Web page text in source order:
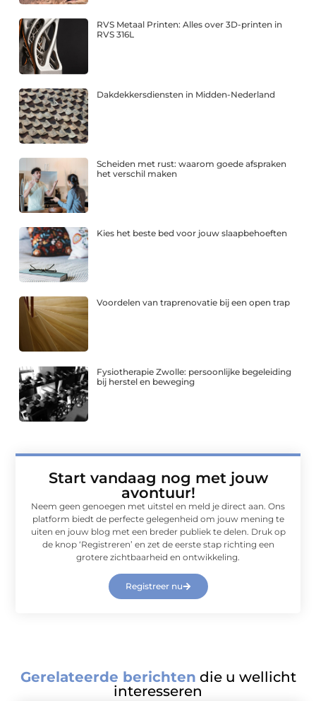
RVS Metaal Printen: Alles over 3D-printen in
RVS 316L
Dakdekkersdiensten in Midden-Nederland
Scheiden met rust: waarom goede afspraken
het verschil maken
Kies het beste bed voor jouw slaapbehoeften
Voordelen van traprenovatie bij een open trap
Fysiotherapie Zwolle: persoonlijke begeleiding
bij herstel en beweging
Start vandaag nog met jouw
avontuur!
Neem geen genoegen met uitstel en meld je direct aan. Ons
platform biedt de perfecte gelegenheid om jouw mening te
uiten en jouw blog met een breder publiek te delen. Druk op
de knop ‘Registreren’ en zet de eerste stap richting een
grotere zichtbaarheid en ontwikkeling.
Registreer nu
Gerelateerde berichten die u wellicht
interesseren